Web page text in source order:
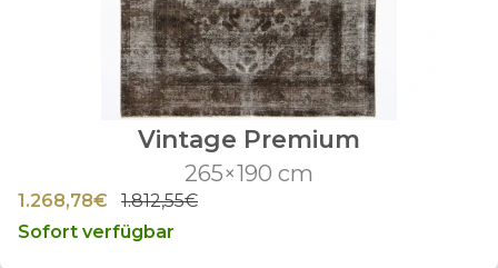
Vintage Premium
265×190 cm
1.268,78€
1.812,55€
Sofort verfügbar